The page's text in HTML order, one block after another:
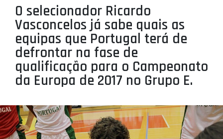
AGENTES
AGENDA
SELEÇÕES
MINIBASQUETE
ÁREA TÉCNICA
LIGA BETCLIC MASCULINA
LIGA BETCLIC FEMININA
O selecionador Ricardo
Vasconcelos já sabe quais as
equipas que Portugal terá de
defrontar na fase de
qualificação para o Campeonato
da Europa de 2017 no Grupo E.